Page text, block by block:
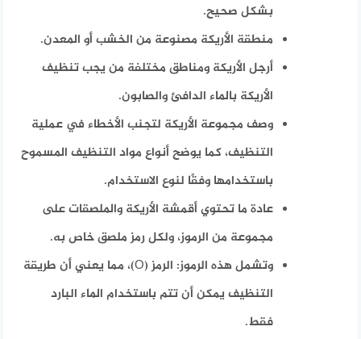
بشكل صحيح.
منطقة الأريكة مصنوعة من الخشب أو المعدن.
أرجل الأريكة ومناطق مختلفة من يجب تنظيف
الأريكة بالماء الدافئ والصابون.
وصف مجموعة الأريكة لتجنب الأخطاء في عملية
التنظيف، كما يوضح أنواع مواد التنظيف المسموح
باستخدامها وفقًا لنوع الاستخدام.
عادة ما تحتوي أقمشة الأريكة والملصقات على
مجموعة من الرموز، ولكل رمز ملصق خاص به.
وتشمل هذه الرموز: الرمز (O)، مما يعني أن طريقة
التنظيف يمكن أن تتم باستخدام الماء البارد
فقط.